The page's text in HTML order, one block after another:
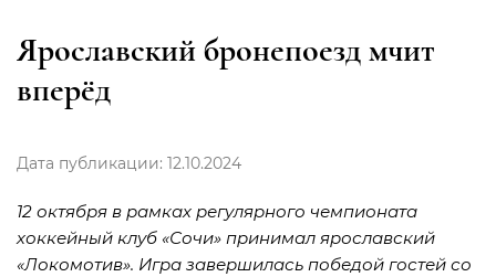
Ярославский бронепоезд мчит
вперёд
Дата публикации: 12.10.2024
12 октября в рамках регулярного чемпионата
хоккейный клуб «Сочи» принимал ярославский
«Локомотив». Игра завершилась победой гостей со